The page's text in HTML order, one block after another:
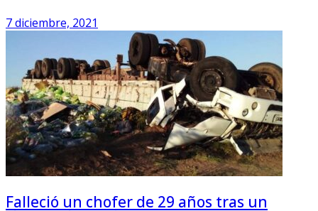
7 diciembre, 2021
Falleció un chofer de 29 años tras un